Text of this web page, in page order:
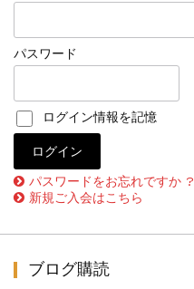
パスワード
ログイン情報を記憶
パスワードをお忘れですか ?
新規ご入会はこちら
ブログ購読